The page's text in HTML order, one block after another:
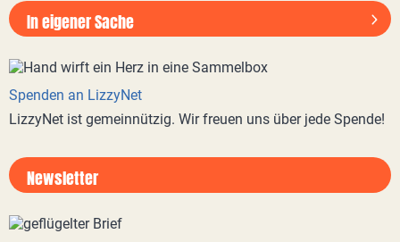
In eigener Sache
Spenden an LizzyNet
LizzyNet ist gemeinnützig. Wir freuen uns über jede Spende!
Newsletter